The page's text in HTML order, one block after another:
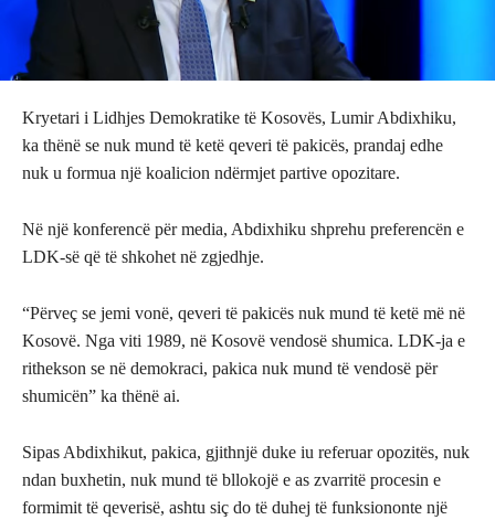
Kryetari i Lidhjes Demokratike të Kosovës, Lumir Abdixhiku,
ka thënë se nuk mund të ketë qeveri të pakicës, prandaj edhe
nuk u formua një koalicion ndërmjet partive opozitare.
Në një konferencë për media, Abdixhiku shprehu preferencën e
LDK-së që të shkohet në zgjedhje.
“Përveç se jemi vonë, qeveri të pakicës nuk mund të ketë më në
Kosovë. Nga viti 1989, në Kosovë vendosë shumica. LDK-ja e
rithekson se në demokraci, pakica nuk mund të vendosë për
shumicën” ka thënë ai.
Sipas Abdixhikut, pakica, gjithnjë duke iu referuar opozitës, nuk
ndan buxhetin, nuk mund të bllokojë e as zvarritë procesin e
formimit të qeverisë, ashtu siç do të duhej të funksiononte një